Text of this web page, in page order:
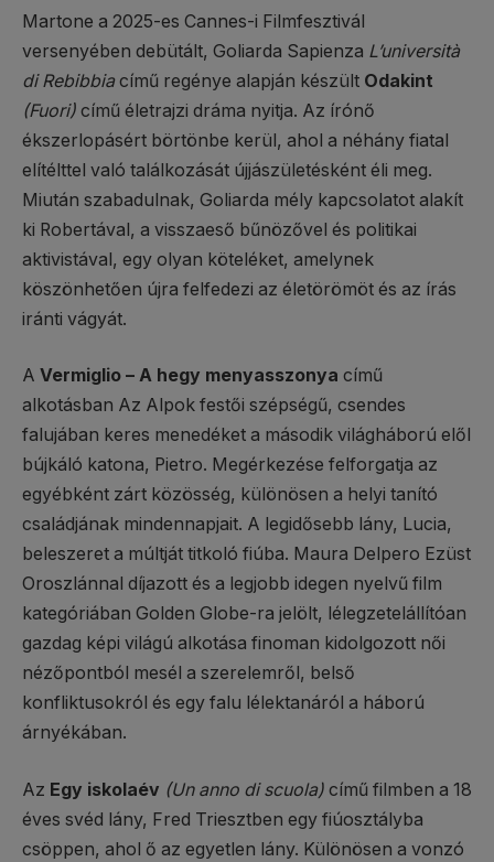
Martone a 2025-es Cannes-i Filmfesztivál
versenyében debütált, Goliarda Sapienza L’università
di Rebibbiacímű regénye alapján készült Odakint
(Fuori) című életrajzi dráma nyitja. Az írónő
ékszerlopásért börtönbe kerül, ahol a néhány fiatal
elítélttel való találkozását újjászületésként éli meg.
Miután szabadulnak, Goliarda mély kapcsolatot alakít
ki Robertával, a visszaeső bűnözővel és politikai
aktivistával, egy olyan köteléket, amelynek
köszönhetően újra felfedezi az életörömöt és az írás
iránti vágyát.
A Vermiglio – A hegy menyasszonya című
alkotásban Az Alpok festői szépségű, csendes
falujában keres menedéket a második világháború elől
bújkáló katona, Pietro. Megérkezése felforgatja az
egyébként zárt közösség, különösen a helyi tanító
családjának mindennapjait. A legidősebb lány, Lucia,
beleszeret a múltját titkoló fiúba. Maura Delpero Ezüst
Oroszlánnal díjazott és a legjobb idegen nyelvű film
kategóriában Golden Globe-ra jelölt, lélegzetelállítóan
gazdag képi világú alkotása finoman kidolgozott női
nézőpontból mesél a szerelemről, belső
konfliktusokról és egy falu lélektanáról a háború
árnyékában.
Az Egy iskolaév (Un anno di scuola) című filmben a 18
éves svéd lány, Fred Triesztben egy fiúosztályba
csöppen, ahol ő az egyetlen lány. Különösen a vonzó